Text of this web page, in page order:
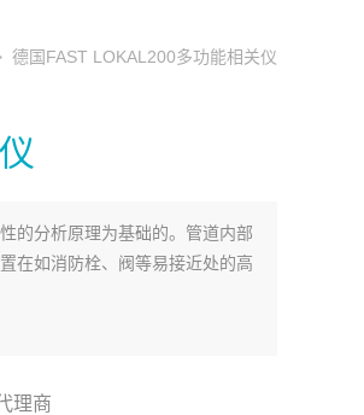
德国FAST LOKAL200多功能相关仪
的分析原理为基础的。管道内部
在如消防栓、阀等易接近处的高
理商